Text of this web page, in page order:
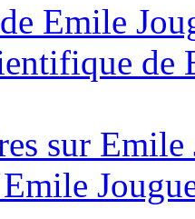
Emile
de
sur Emile